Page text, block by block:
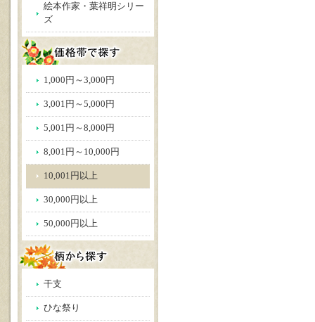
絵本作家・葉祥明シリー
ズ
1,000円～3,000円
3,001円～5,000円
5,001円～8,000円
8,001円～10,000円
10,001円以上
30,000円以上
50,000円以上
干支
ひな祭り